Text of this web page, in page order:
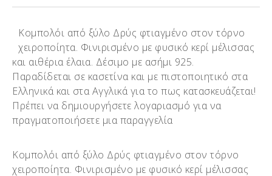
Κομπολόι από ξύλο Δρύς φτιαγμένο στον τόρνο
χειροποίητα. Φινιρισμένο με φυσικό κερί μέλισσας
και αιθέρια έλαια. Δέσιμο με ασήμι 925.
Παραδίδεται σε κασετίνα και με πιστοποιητικό στα
Ελληνικά και στα Αγγλικά για το πως κατασκευάζεται!
Πρέπει να δημιουργήσετε λογαριασμό για να
πραγματοποιήσετε μια παραγγελία
Κομπολόι από ξύλο Δρύς φτιαγμένο στον τόρνο
χειροποίητα. Φινιρισμένο με φυσικό κερί μέλισσας